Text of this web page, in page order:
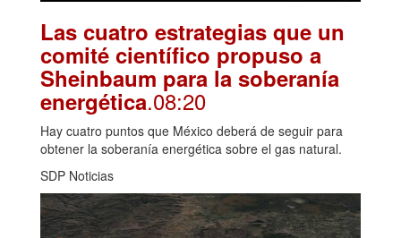
Las cuatro estrategias que un
comité científico propuso a
Sheinbaum para la soberanía
energética.08:20
Hay cuatro puntos que México deberá de seguir para
obtener la soberanía energética sobre el gas natural.
SDP Noticias